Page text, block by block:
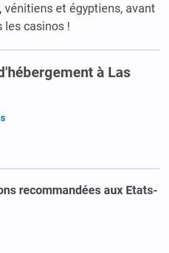
vénitiens et égyptiens, avant
les casinos !
à Las
recommandées aux Etats-